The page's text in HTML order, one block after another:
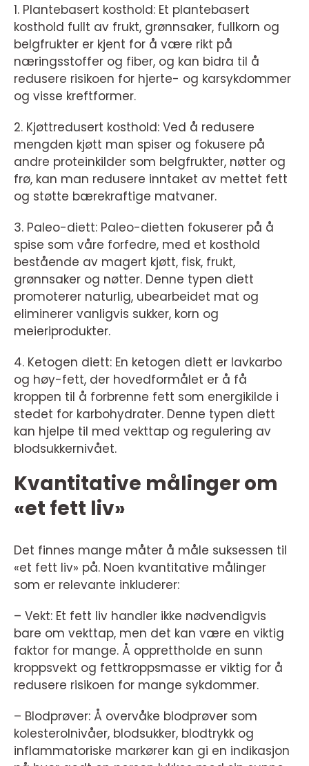
1. Plantebasert kosthold: Et plantebasert
kosthold fullt av frukt, grønnsaker, fullkorn og
belgfrukter er kjent for å være rikt på
næringsstoffer og fiber, og kan bidra til å
redusere risikoen for hjerte- og karsykdommer
og visse kreftformer.
2. Kjøttredusert kosthold: Ved å redusere
mengden kjøtt man spiser og fokusere på
andre proteinkilder som belgfrukter, nøtter og
frø, kan man redusere inntaket av mettet fett
og støtte bærekraftige matvaner.
3. Paleo-diett: Paleo-dietten fokuserer på å
spise som våre forfedre, med et kosthold
bestående av magert kjøtt, fisk, frukt,
grønnsaker og nøtter. Denne typen diett
promoterer naturlig, ubearbeidet mat og
eliminerer vanligvis sukker, korn og
meieriprodukter.
4. Ketogen diett: En ketogen diett er lavkarbo
og høy-fett, der hovedformålet er å få
kroppen til å forbrenne fett som energikilde i
stedet for karbohydrater. Denne typen diett
kan hjelpe til med vekttap og regulering av
blodsukkernivået.
Kvantitative målinger om
«et fett liv»
Det finnes mange måter å måle suksessen til
«et fett liv» på. Noen kvantitative målinger
som er relevante inkluderer:
– Vekt: Et fett liv handler ikke nødvendigvis
bare om vekttap, men det kan være en viktig
faktor for mange. Å opprettholde en sunn
kroppsvekt og fettkroppsmasse er viktig for å
redusere risikoen for mange sykdommer.
– Blodprøver: Å overvåke blodprøver som
kolesterolnivåer, blodsukker, blodtrykk og
inflammatoriske markører kan gi en indikasjon